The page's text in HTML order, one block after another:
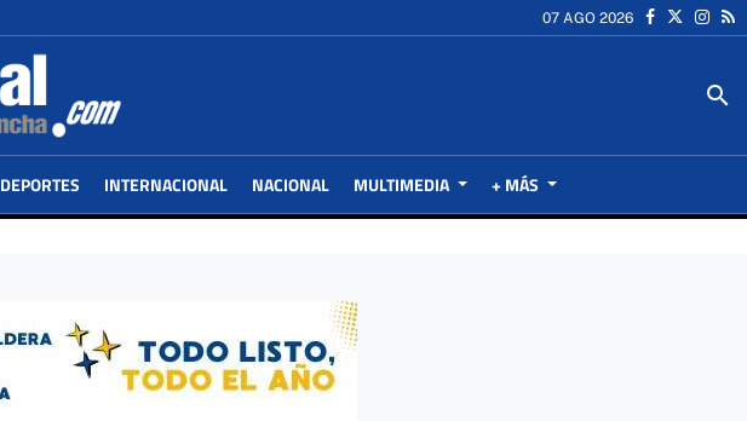
07 AGO 2026
search
DEPORTES INTERNACIONAL NACIONAL MULTIMEDIA + MÁS